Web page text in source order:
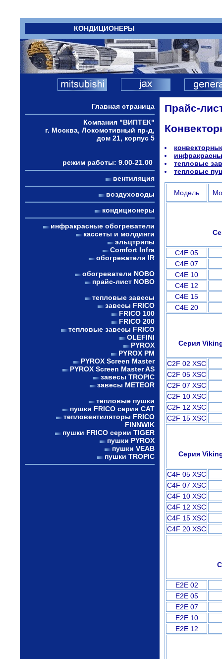
КОНДИЦИОНЕРЫ
Главная страница
Компания "ВИПТЕК"
г. Москва, Локомотивный пр-д,
дом 21, корпус 5
режим работы: 9.00-21.00
вентиляция
воздуховоды
кондиционеры
инфракрасные обогреватели
кассеты и молдинги
эльцтрипы
Comfort Infra
обогреватели IR
обогреватели NOBO
прайс-лист NOBO
тепловые завесы
завесы FRICO
FRICO 100
FRICO 200
тепловые завесы FRICO
OLEFINI
PYROX
PYROX PM
PYROX Screen Master
PYROX Screen Master AS
завесы TROPIC
завесы METEOR
тепловые пушки
пушки FRICO серии CAT
тепловентиляторы FRICO
FINNWIK
пушки FRICO серии TIGER
пушки PYROX
пушки VEAB
пушки TROPIC
Прайс-
тепловые
тепловые
Модель
C4E 05
C4E 07
C4E 10
C4E 12
C4E 15
C4E 20
Серия
C2F 02 XSC
C2F 05 XSC
C2F 07 XSC
C2F 10 XSC
C2F 12 XSC
C2F 15 XSC
Серия
C4F 05 XSC
C4F 07 XSC
C4F 10 XSC
C4F 12 XSC
C4F 15 XSC
C4F 20 XSC
E2E 02
E2E 05
E2E 07
E2E 10
E2E 12